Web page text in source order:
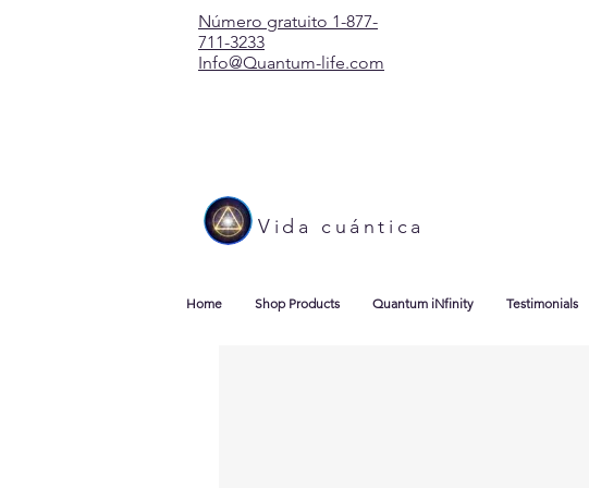
Número gratuito 1-877-
711-3233
Info@Quantum-life.com
Vida cuántica
Home Shop Products Quantum iNfinity Testimonials